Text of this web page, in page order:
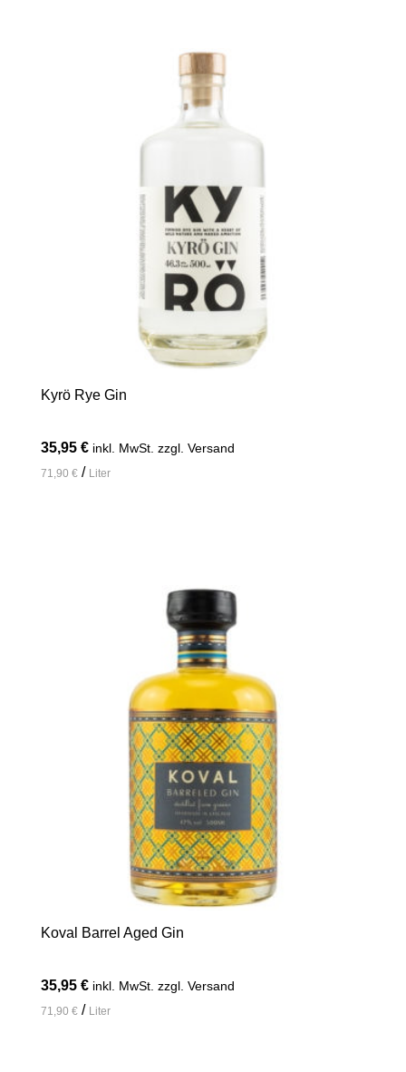
Kyrö Rye Gin
35,95 € inkl. MwSt. zzgl. Versand
71,90 €/ Liter
Koval Barrel Aged Gin
35,95 € inkl. MwSt. zzgl. Versand
71,90 €/ Liter